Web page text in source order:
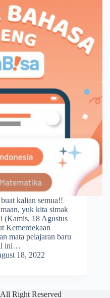
kalian semua!!
yuk kita simak
(Kamis, 18 Agustus
Kemerdekaan
mata pelajaran baru
ini…
18, 2022
Right Reserved